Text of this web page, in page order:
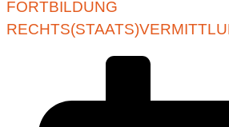
FORTBILDUNG